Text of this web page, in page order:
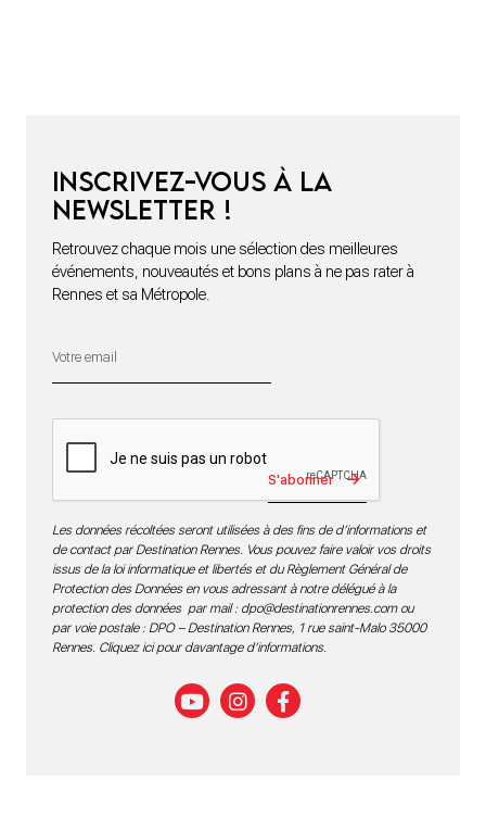
Inscrivez-vous à la
newsletter !
Retrouvez chaque mois une sélection des meilleures
événements, nouveautés et bons plans à ne pas rater à
Rennes et sa Métropole.
S'abonner
Les données récoltées seront utilisées à des fins de d’informations et
de contact par Destination Rennes. Vous pouvez faire valoir vos droits
issus de la loi informatique et libertés et du Règlement Général de
Protection des Données en vous adressant à notre délégué à la
protection des données par mail : dpo@destinationrennes.comou
par voie postale : DPO – Destination Rennes, 1 rue saint-Malo 35000
Rennes. Cliquez ici pour davantage d’informations.